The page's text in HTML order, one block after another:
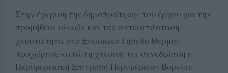
Στην έγκριση της δημοπράτησης του έργου για την
προμήθεια υλικών και την αντικατάσταση
χλοοτάπητα στο Ενωσιακό Γήπεδο Θερμής
προχώρησε κατά τη χτεσινή της συνεδρίαση η
Περιφερειακή Επιτροπή Περιφέρειας Βορείου